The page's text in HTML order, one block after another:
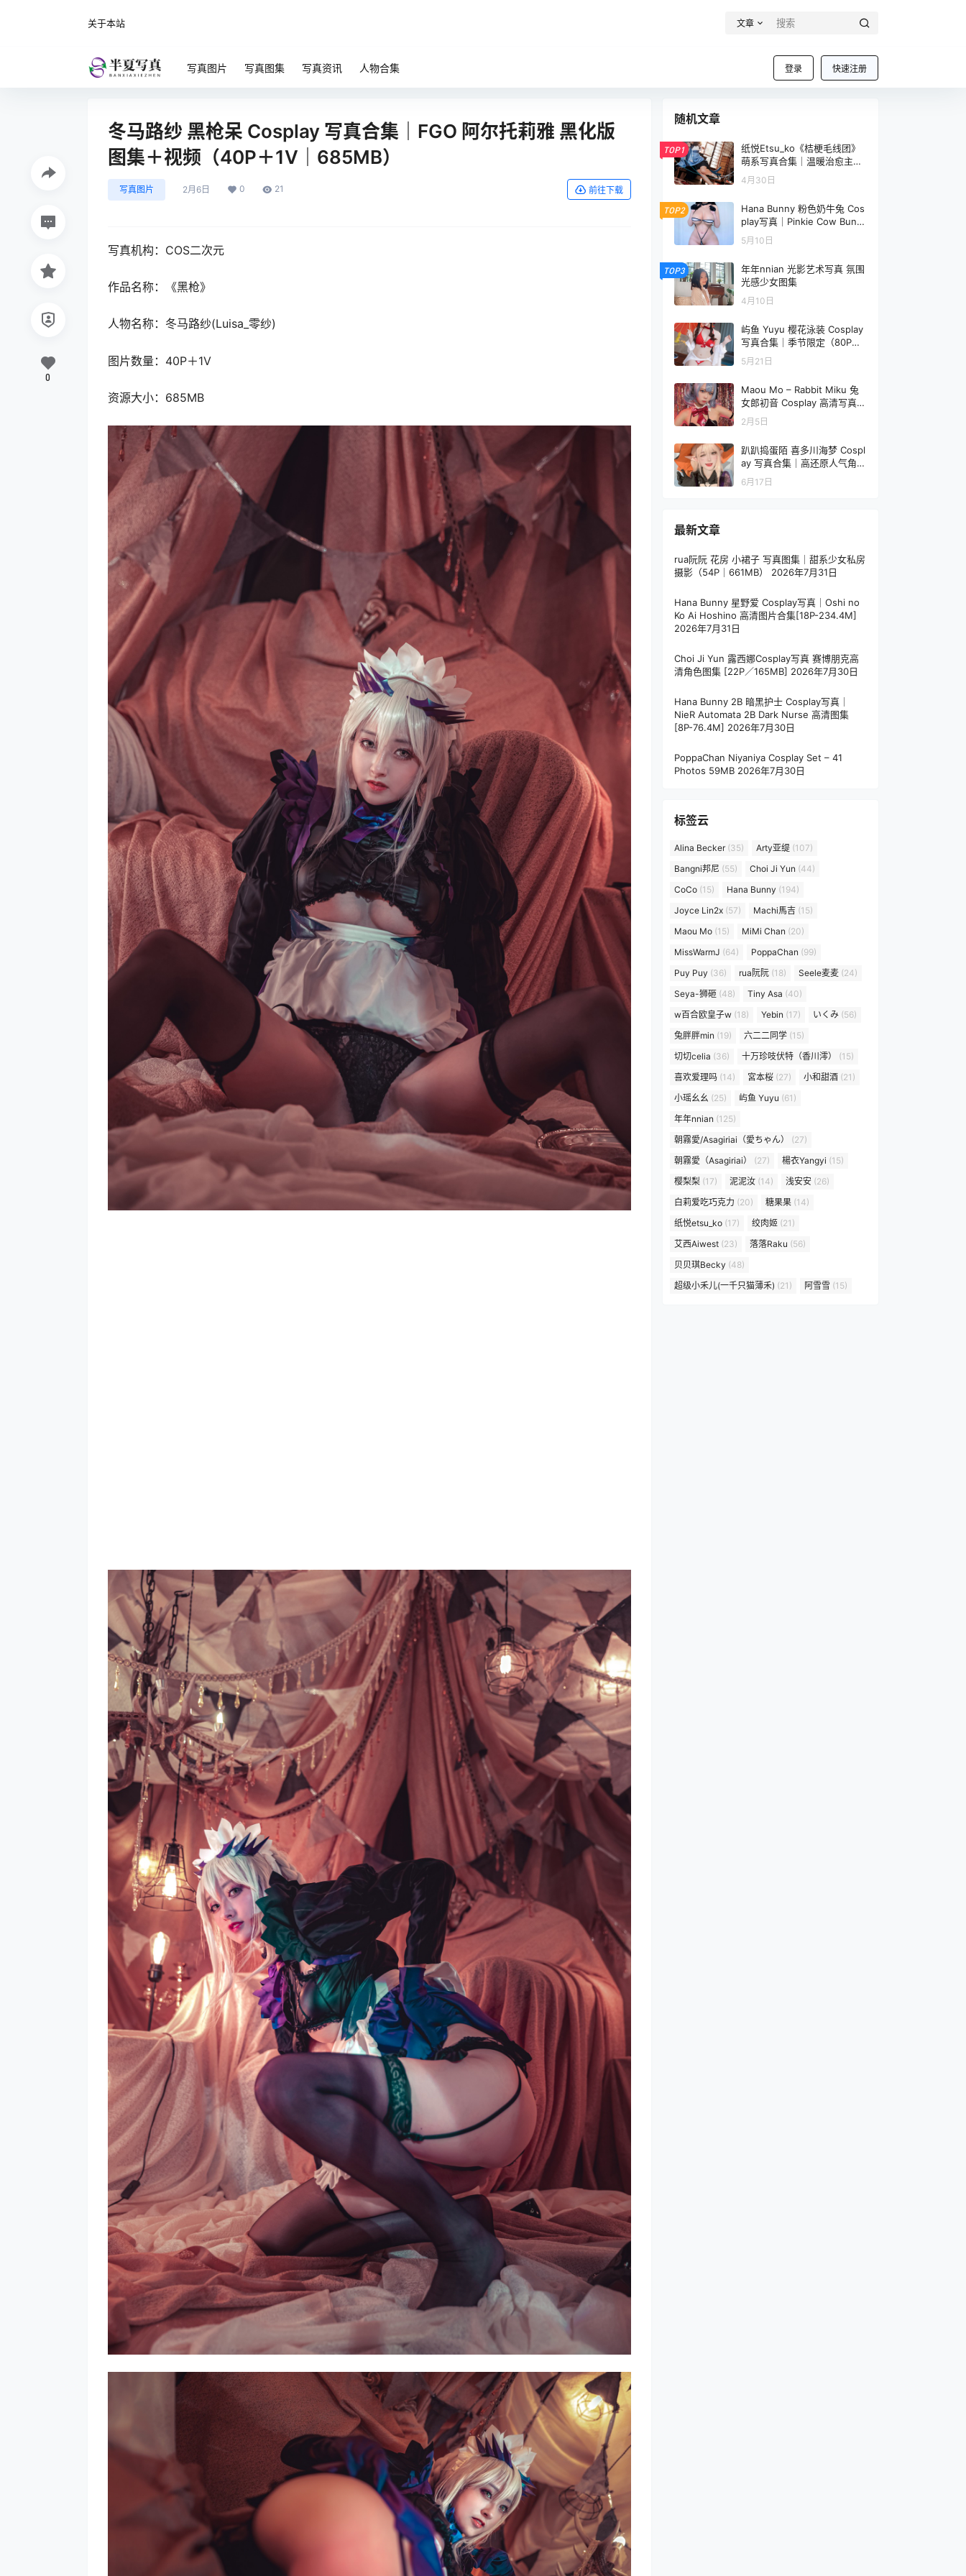
关于本站 文章
登录 快速注册
写真图片 写真图集 写真资讯 人物合集
冬马路纱 黑枪呆 Cosplay 写真合集｜FGO 阿尔托莉雅 黑化版
图集＋视频（40P＋1V｜685MB）
写真图片 2月6日 0 21 前往下载
写真机构：COS二次元
作品名称：《黑枪》
人物名称：冬马路纱(Luisa_零纱)
图片数量：40P＋1V
资源大小：685MB
0
随机文章
TOP1
纸悦Etsu_ko《桔梗毛线团》
萌系写真合集｜温暖治愈主题
图集[25P-190.8M]
4月30日
TOP2
Hana Bunny 粉色奶牛兔 Cos
play写真｜Pinkie Cow Bunn
y 高清图片合集[13P-70.3M]
5月10日
TOP3
年年nnian 光影艺术写真 氛围
光感少女图集
4月10日
屿鱼 Yuyu 樱花泳装 Cosplay
写真合集｜季节限定（80P｜9
80MB）
5月21日
Maou Mo – Rabbit Miku 兔
女郎初音 Cosplay 高清写真
（57P-265M）
2月5日
趴趴捣蛋陌 喜多川海梦 Cospl
ay 写真合集｜高还原人气角色
写真＋视频（100P＋1V｜351
MB）
6月17日
最新文章
rua阮阮 花房 小裙子 写真图集｜甜系少女私房
摄影（54P｜661MB）
2026年7月31日
Hana Bunny 星野爱 Cosplay写真｜Oshi no
Ko Ai Hoshino 高清图片合集[18P-234.4M]
2026年7月31日
Choi Ji Yun 露西娜Cosplay写真 赛博朋克高
清角色图集 [22P／165MB] 2026年7月30日
Hana Bunny 2B 暗黑护士 Cosplay写真｜
NieR Automata 2B Dark Nurse 高清图集
[8P-76.4M] 2026年7月30日
PoppaChan Niyaniya Cosplay Set – 41
Photos 59MB 2026年7月30日
标签云
Alina Becker(35) Arty亚缇 (107)
Bangni邦尼 (55) Choi Ji Yun (44)
CoCo (15) Hana Bunny (194)
Joyce Lin2x (57) Machi馬吉 (15)
Maou Mo (15) MiMi Chan (20)
MissWarmJ (64) PoppaChan (99)
Puy Puy (36) rua阮阮 (18) Seele麦麦 (24)
Seya-狮砸 (48) Tiny Asa (40)
w百合欧皇子w (18) Yebin (17) いくみ (56)
兔胖胖min (19) 六二二同学 (15)
切切celia (36) 十万珍吱伏特（香川澪）
(15)
喜欢爱理吗 (14) 宮本桜 (27) 小和甜酒 (21)
小瑶幺幺 (25) 屿鱼 Yuyu (61)
年年nnian (125)
朝霧愛/Asagiriai（愛ちゃん）
(27)
朝霧愛（Asagiriai）
(27) 楊衣Yangyi (15)
樱梨梨 (17) 泥泥汝 (14) 浅安安 (26)
白莉爱吃巧克力 (20) 糖果果 (14)
纸悦etsu_ko (17) 绞肉姬 (21)
艾西Aiwest (23) 落落Raku (56)
贝贝琪Becky (48)
超级小禾儿(一千只猫薄禾) (21) 阿雪雪 (15)